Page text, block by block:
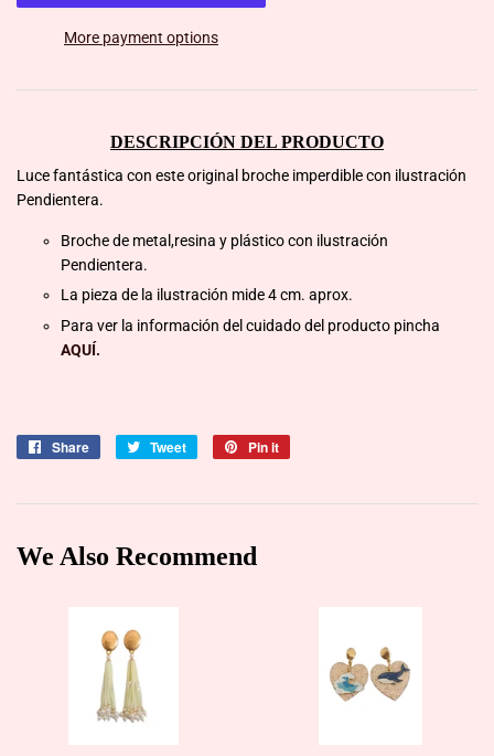
More payment options
DESCRIPCIÓN DEL PRODUCTO
Luce fantástica con este original broche imperdible con ilustración
Pendientera.
Broche de metal,resina y plástico con ilustración
Pendientera.
La pieza de la ilustración mide 4 cm. aprox.
Para ver la información del cuidado del producto pincha
AQUÍ.
Share
Share
Tweet
Tweet
Pin it
We Also Recommend